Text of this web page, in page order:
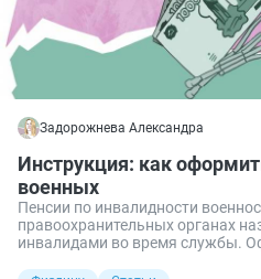
Задорожнева Александра
Инструкция: как
военных
Пенсии по инвалидности
правоохранительных органах
инвалидами во время службы.